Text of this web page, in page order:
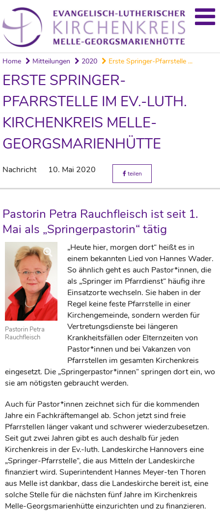
Home Mitteilungen 2020 Erste Springer-Pfarrstelle ...
ERSTE SPRINGER-
PFARRSTELLE IM EV.-LUTH.
KIRCHENKREIS MELLE-
GEORGSMARIENHÜTTE
Nachricht 10. Mai 2020 teilen
Pastorin Petra Rauchfleisch ist seit 1.
Mai als „Springerpastorin“ tätig
Pastorin Petra
Rauchfleisch
„Heute hier, morgen dort“ heißt es in
einem bekannten Lied von Hannes Wader.
So ähnlich geht es auch Pastor*innen, die
als „Springer im Pfarrdienst“ häufig ihre
Einsatzorte wechseln. Sie haben in der
Regel keine feste Pfarrstelle in einer
Kirchengemeinde, sondern werden für
Vertretungsdienste bei längeren
Krankheitsfällen oder Elternzeiten von
Pastor*innen und bei Vakanzen von
Pfarrstellen im gesamten Kirchenkreis
eingesetzt. Die „Springerpastor*innen“ springen dort ein, wo
sie am nötigsten gebraucht werden.
Auch für Pastor*innen zeichnet sich für die kommenden
Jahre ein Fachkräftemangel ab. Schon jetzt sind freie
Pfarrstellen länger vakant und schwerer wiederzubesetzen.
Seit gut zwei Jahren gibt es auch deshalb für jeden
Kirchenkreis in der Ev.-luth. Landeskirche Hannovers eine
„Springer-Pfarrstelle“, die aus Mitteln der Landeskirche
finanziert wird. Superintendent Hannes Meyer-ten Thoren
aus Melle ist dankbar, dass die Landeskirche bereit ist, eine
solche Stelle für die nächsten fünf Jahre im Kirchenkreis
Melle-Georgsmarienhütte einzurichten und zu finanzieren.